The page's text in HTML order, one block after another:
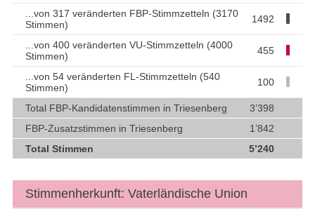
...von 317 veränderten FBP-Stimmzetteln (3170
Stimmen)
1492
...von 400 veränderten VU-Stimmzetteln (4000
Stimmen)
455
...von 54 veränderten FL-Stimmzetteln (540
Stimmen)
100
Total FBP-Kandidatenstimmen in Triesenberg
3’398
FBP-Zusatzstimmen in Triesenberg
1’842
Total Stimmen
5’240
Stimmenherkunft: Vaterländische Union